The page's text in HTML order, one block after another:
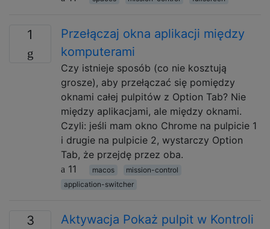
1
Przełączaj okna aplikacji między
komputerami
Czy istnieje sposób (co nie kosztują
grosze), aby przełączać się pomiędzy
oknami całej pulpitów z Option Tab? Nie
między aplikacjami, ale między oknami.
Czyli: jeśli mam okno Chrome na pulpicie 1
i drugie na pulpicie 2, wystarczy Option
Tab, że przejdę przez oba.
11
macos
mission-control
application-switcher
3
Aktywacja Pokaż pulpit w Kontroli